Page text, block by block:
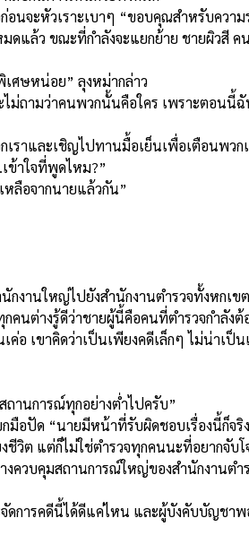
อนจะหัวเราะเบาๆ “ขอบคุณสำหรับควา
ดแล้ว ขณะที่กำลังจะแยกย้าย ชายผิวสี
ศษหน่อย” ลุงหม่ากล่าว
ม่ถามว่าคนพวกนั้นคือใคร เพราะตอนนี้ฉั
เราและเชิญไปทานมื้อเย็นเพื่อเตือนพว
ข้าใจที่พูดไหม?”
หลือจากนายแล้วกัน”
งานใหญ่ไปยังสำนักงานตำรวจทั้งหกเ
คนต่างรู้ดีว่าชายผู้นี้คือคนที่ตำรวจกำลังต้
อ เขาคิดว่าเป็นเพียงคดีเล็กๆ ไม่น่าเป็
านการณ์ทุกอย่างต่ำไปครับ”
ปัด “นายมีหน้าที่รับผิดชอบเรื่องนี้ก็จริ
ชีวิต แต่ก็ไม่ใช่ตำรวจทุกคนนะที่อยาก
งควบคุมสถานการณ์ใหญ่ของสำนักงานตำ
การคดีนี้ได้ดีแค่ไหน และผู้บังคับบัญชา